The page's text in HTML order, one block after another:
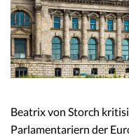
Beatrix von Storch
Parlamentariern der